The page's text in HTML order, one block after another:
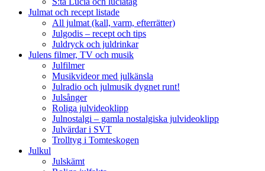
Julmat och recept listade
All julmat (kall, varm, efterrätter)
Julgodis – recept och tips
Juldryck och juldrinkar
Julens filmer, TV och musik
Julfilmer
Musikvideor med julkänsla
Julradio och julmusik dygnet runt!
Julsånger
Roliga julvideoklipp
Julnostalgi – gamla nostalgiska julvideoklipp
Julvärdar i SVT
Trolltyg i Tomteskogen
Julkul
Julskämt